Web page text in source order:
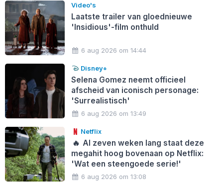
Video's
Laatste trailer van gloednieuwe
'Insidious'-film onthuld
6 aug 2026 om 14:44
Disney+
Selena Gomez neemt officieel
afscheid van iconisch personage:
'Surrealistisch'
6 aug 2026 om 13:49
Netflix
🔥 Al zeven weken lang staat deze
megahit hoog bovenaan op Netflix:
'Wat een steengoede serie!'
6 aug 2026 om 13:08